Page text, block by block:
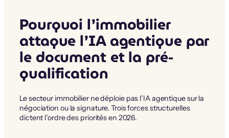
Pourquoi l’immobilier
attaque l’IA agentique par
le document et la pré-
qualification
Le secteur immobilier ne déploie pas l’IA agentique sur la
négociation ou la signature. Trois forces structurelles
dictent l’ordre des priorités en 2026.